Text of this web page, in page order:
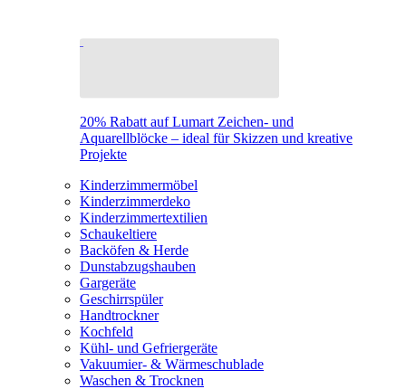
20% Rabatt auf Lumart Zeichen- und
Aquarellblöcke – ideal für Skizzen und kreative
Projekte
Kinderzimmermöbel
Kinderzimmerdeko
Kinderzimmertextilien
Schaukeltiere
Backöfen & Herde
Dunstabzugshauben
Gargeräte
Geschirrspüler
Handtrockner
Kochfeld
Kühl- und Gefriergeräte
Vakuumier- & Wärmeschublade
Waschen & Trocknen